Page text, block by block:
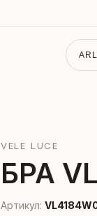
VELE LUCE
БРА
Артикул: